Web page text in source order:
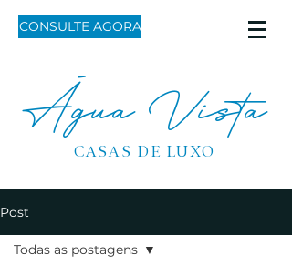
CONSULTE AGORA
Água Vista
CASAS DE LUXO
Post
Todas as postagens